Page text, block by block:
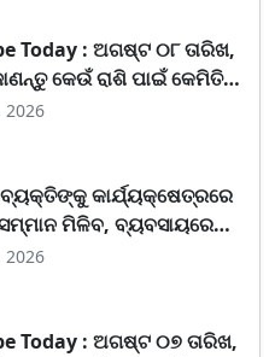
Today : ଅଗଷ୍ଟ ୦୮ ତାରିଖ,
କେଉଁ ରାଶି ପାଇଁ କେମିତି
ଦିନ
2026
ବ୍ୟକ୍ତିଙ୍କୁ କାର୍ଯ୍ୟକ୍ଷେତ୍ରରେ
ମିଳିବ, ବ୍ୟବସାୟରେ
2026
Today : ଅଗଷ୍ଟ ୦୭ ତାରିଖ,